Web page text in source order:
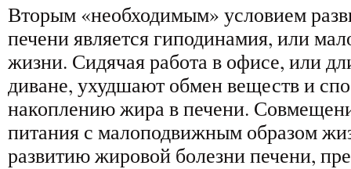
Вторым «необходимым» условием
печени является гиподинамия, или
жизни. Сидячая работа в офисе, или
диване, ухудшают обмен веществ и
накоплению жира в печени.
питания с малоподвижным образом
развитию жировой болезни печени,